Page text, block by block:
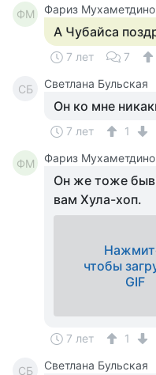
ФМ Фариз
А Чубайса
7 лет 7
СБ Светлана Бульская
Он ко мне
7 лет 1
ФМ Фариз
Он же тоже
вам Хула-хоп.
чтобы
GIF
7 лет 1
СБ Светлана Бульская